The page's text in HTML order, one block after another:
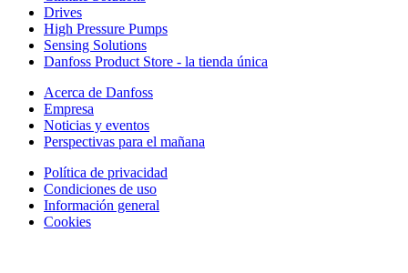
Drives
High Pressure Pumps
Sensing Solutions
Danfoss Product Store - la tienda única
Acerca de Danfoss
Empresa
Noticias y eventos
Perspectivas para el mañana
Política de privacidad
Condiciones de uso
Información general
Cookies